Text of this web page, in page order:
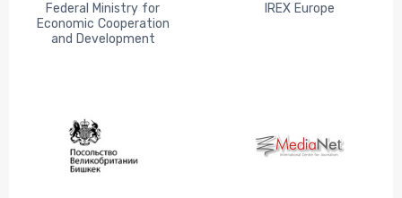
Federal Ministry for
Economic Cooperation
and Development
IREX Europe